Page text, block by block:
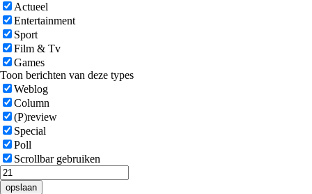
Actueel
Entertainment
Sport
Film & Tv
Games
Toon berichten van deze types
Weblog
Column
(P)review
Special
Poll
Scrollbar gebruiken
opslaan